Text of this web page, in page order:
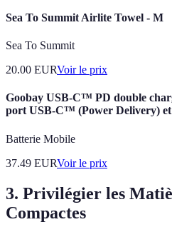
Sea To Summit Airlite Towel - M
Sea To Summit
20.00 EURVoir le prix
Goobay USB-C™ PD double
port USB-C™ (Power Delivery)
Batterie Mobile
37.49 EURVoir le prix
3. Privilégier les
Compactes